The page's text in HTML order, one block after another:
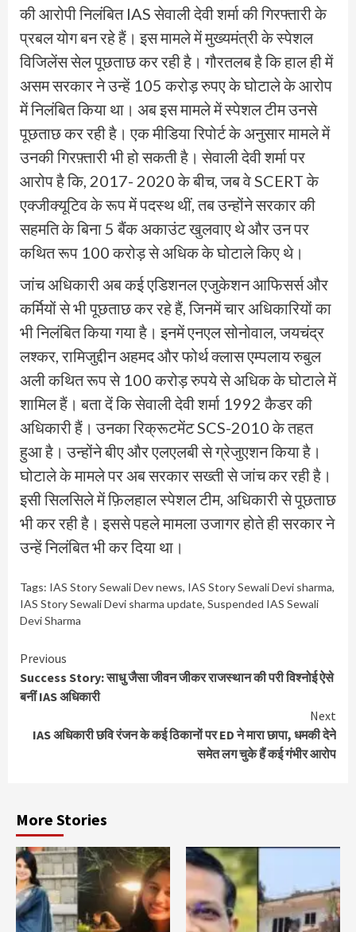
की आरोपी निलंबित IAS सेवाली देवी शर्मा की गिरफ्तारी के
प्रबल योग बन रहे हैं। इस मामले में मुख्यमंत्री के स्पेशल
विजिलेंस सेल पूछताछ कर रही है। गौरतलब है कि हाल ही में
असम सरकार ने उन्हें 105 करोड़ रुपए के घोटाले के आरोप
में निलंबित किया था। अब इस मामले में स्पेशल टीम उनसे
पूछताछ कर रही है। एक मीडिया रिपोर्ट के अनुसार मामले में
उनकी गिरफ़्तारी भी हो सकती है। सेवाली देवी शर्मा पर
आरोप है कि, 2017- 2020 के बीच, जब वे SCERT के
एक्जीक्यूटिव के रूप में पदस्थ थीं, तब उन्होंने सरकार की
सहमति के बिना 5 बैंक अकाउंट खुलवाए थे और उन पर
कथित रूप 100 करोड़ से अधिक के घोटाले किए थे।
जांच अधिकारी अब कई एडिशनल एजुकेशन आफिसर्स और
कर्मियों से भी पूछताछ कर रहे हैं, जिनमें चार अधिकारियों का
भी निलंबित किया गया है। इनमें एनएल सोनोवाल, जयचंद्र
लश्कर, रामिजुद्दीन अहमद और फोर्थ क्लास एम्पलाय रुबुल
अली कथित रूप से 100 करोड़ रुपये से अधिक के घोटाले में
शामिल हैं। बता दें कि सेवाली देवी शर्मा 1992 कैडर की
अधिकारी हैं। उनका रिक्रूटमेंट SCS-2010 के तहत
हुआ है। उन्होंने बीए और एलएलबी से ग्रेजुएशन किया है।
घोटाले के मामले पर अब सरकार सख्ती से जांच कर रही है।
इसी सिलसिले में फ़िलहाल स्पेशल टीम, अधिकारी से पूछताछ
भी कर रही है। इससे पहले मामला उजागर होते ही सरकार ने
उन्हें निलंबित भी कर दिया था।
Tags: IAS Story Sewali Dev news, IAS Story Sewali Devi sharma,
IAS Story Sewali Devi sharma update, Suspended IAS Sewali
Devi Sharma
Continue
Reading
Previous
Success Story: साधु जैसा जीवन जीकर राजस्थान की परी विश्नोई ऐसे
बनीं IAS अधिकारी
Next
IAS अधिकारी छवि रंजन के कई ठिकानों पर ED ने मारा छापा, धमकी देने
समेत लग चुके हैं कई गंभीर आरोप
More Stories